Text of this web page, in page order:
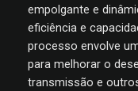
empolgante e
eficiência e
processo envolve
para melhorar o
transmissão e